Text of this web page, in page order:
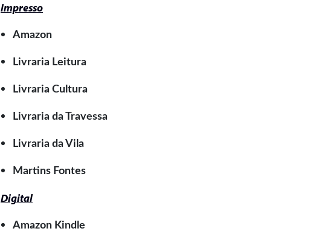
Impresso
Amazon
Livraria Leitura
Livraria Cultura
Livraria da Travessa
Livraria da Vila
Martins Fontes
Digital
Amazon Kindle